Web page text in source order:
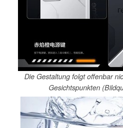
Die Gestaltung folgt offenbar
Gesichtspunkten